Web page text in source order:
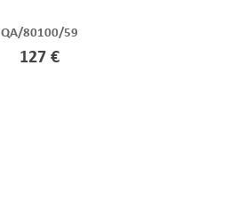
QA/80100/59
127 €